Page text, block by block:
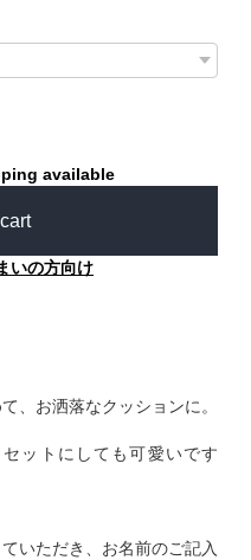
available
いの方向け
、お洒落なクッションに。
ットにしても可愛いです
いただき、お名前のご記入